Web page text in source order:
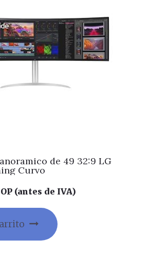
de 49 32:9 LG
UltraWide Gaming Curvo
(antes de IVA)